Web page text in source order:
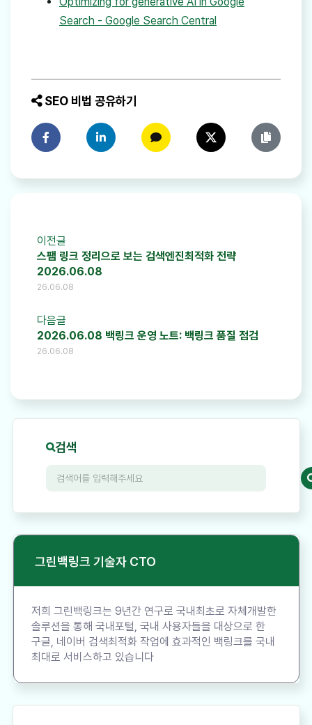
Search - Google Search Central
SEO 비법 공유하기
페이스북에 공유하기링크드인에 공유하기카카오톡에 공유하기트위터에 공유하기링크 복사
이전글
스팸 링크 정리으로 보는 검색엔진최적화 전략
2026.06.08
26.06.08
다음글
2026.06.08 백링크 운영 노트: 백링크 품질 점검
26.06.08
검색
그린백링크 기술자 CTO
저희 그린백링크는 9년간 연구로 국내최초로 자체개발한
솔루션을 통해 국내포털, 국내 사용자들을 대상으로 한
구글, 네이버 검색최적화 작업에 효과적인 백링크를 국내
최대로 서비스하고 있습니다